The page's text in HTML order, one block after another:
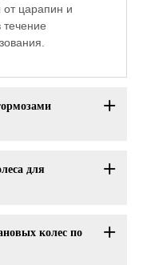
царапин и
течение
для
колес по